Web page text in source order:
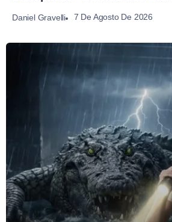
Daniel Gravelli 7 De Agosto De 2026